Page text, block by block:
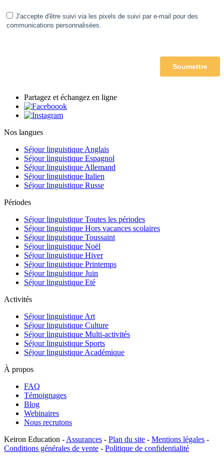
Partagez et échangez en ligne
Nos langues
Séjour linguistique Anglais
Séjour linguistique Espagnol
Séjour linguistique Allemand
Séjour linguistique Italien
Séjour linguistique Russe
Périodes
Séjour linguistique Toutes les périodes
Séjour linguistique Hors vacances scolaires
Séjour linguistique Toussaint
Séjour linguistique Noël
Séjour linguistique Hiver
Séjour linguistique Printemps
Séjour linguistique Juin
Séjour linguistique Eté
Activités
Séjour linguistique Art
Séjour linguistique Culture
Séjour linguistique Multi-activités
Séjour linguistique Sports
Séjour linguistique Académique
À propos
FAQ
Témoignages
Blog
Webinaires
Nous recrutons
Keiron Education - Assurances - Plan du site - Mentions légales -
Conditions générales de vente - Politique de confidentialité